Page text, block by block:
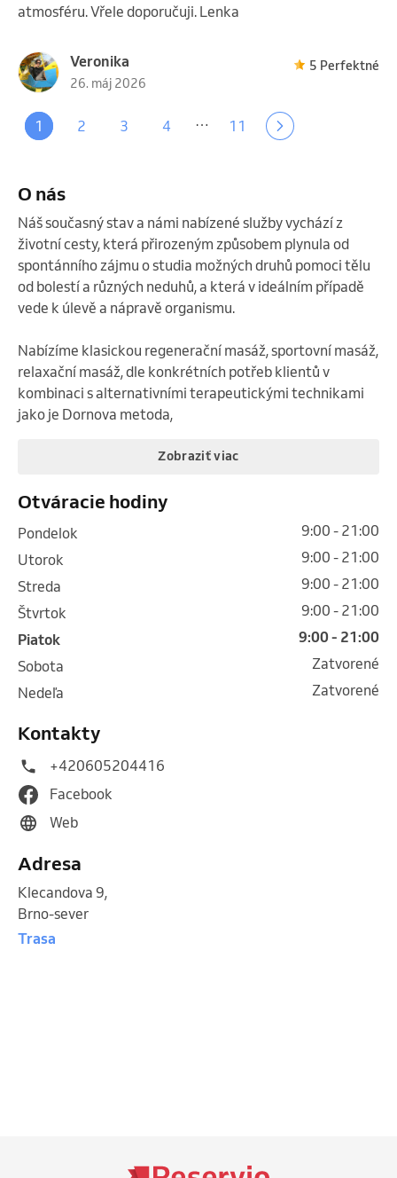
atmosféru. Vřele doporučuji. Lenka
Veronika
26. máj 2026
5 Perfektné
1 2 3 4 … 11
O nás
Náš současný stav a námi nabízené služby vychází z
životní cesty, která přirozeným způsobem plynula od
spontánního zájmu o studia možných druhů pomoci tělu
od bolestí a různých neduhů, a která v ideálním případě
vede k úlevě a nápravě organismu.
Nabízíme klasickou regenerační masáž, sportovní masáž,
relaxační masáž, dle konkrétních potřeb klientů v
kombinaci s alternativními terapeutickými technikami
jako je Dornova metoda,
Zobraziť viac
Otváracie hodiny
pondelok
9:00 - 21:00
utorok
9:00 - 21:00
streda
9:00 - 21:00
štvrtok
9:00 - 21:00
piatok
9:00 - 21:00
sobota
Zatvorené
nedeľa
Zatvorené
Kontakty
+420605204416
Facebook
Web
Adresa
Klecandova 9,
Brno-sever
Trasa